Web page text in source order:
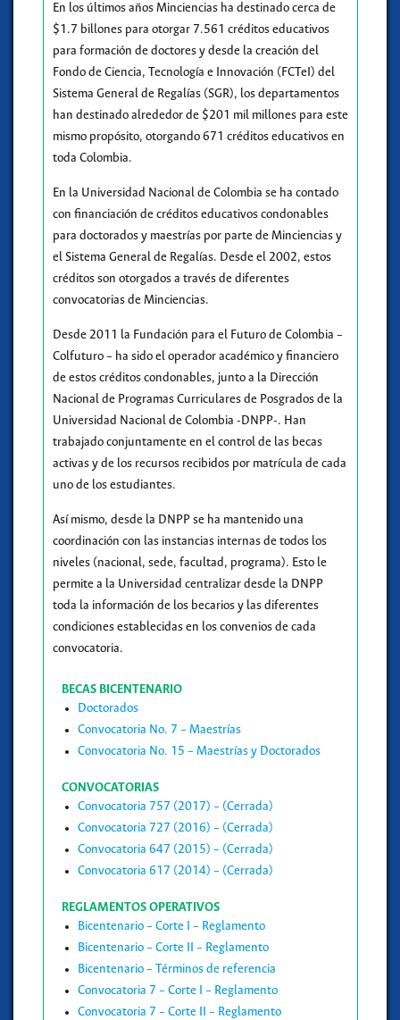
En los últimos años Minciencias ha destinado cerca de
$1.7 billones para otorgar 7.561 créditos educativos
para formación de doctores y desde la creación del
Fondo de Ciencia, Tecnología e Innovación (FCTeI) del
Sistema General de Regalías (SGR), los departamentos
han destinado alrededor de $201 mil millones para este
mismo propósito, otorgando 671 créditos educativos en
toda Colombia.
En la Universidad Nacional de Colombia se ha contado
con financiación de créditos educativos condonables
para doctorados y maestrías por parte de Minciencias y
el Sistema General de Regalías. Desde el 2002, estos
créditos son otorgados a través de diferentes
convocatorias de Minciencias.
Desde 2011 la Fundación para el Futuro de Colombia –
Colfuturo – ha sido el operador académico y financiero
de estos créditos condonables, junto a la Dirección
Nacional de Programas Curriculares de Posgrados de la
Universidad Nacional de Colombia -DNPP-. Han
trabajado conjuntamente en el control de las becas
activas y de los recursos recibidos por matrícula de cada
uno de los estudiantes.
Así mismo, desde la DNPP se ha mantenido una
coordinación con las instancias internas de todos los
niveles (nacional, sede, facultad, programa). Esto le
permite a la Universidad centralizar desde la DNPP
toda la información de los becarios y las diferentes
condiciones establecidas en los convenios de cada
convocatoria.
BECAS BICENTENARIO
Doctorados
Convocatoria No. 7 – Maestrías
Convocatoria No. 15 – Maestrías y Doctorados
CONVOCATORIAS
Convocatoria 757 (2017) – (Cerrada)
Convocatoria 727 (2016) – (Cerrada)
Convocatoria 647 (2015) – (Cerrada)
Convocatoria 617 (2014) – (Cerrada)
REGLAMENTOS OPERATIVOS
Bicentenario – Corte I – Reglamento
Bicentenario – Corte II – Reglamento
Bicentenario – Términos de referencia
Convocatoria 7 – Corte I – Reglamento
Convocatoria 7 – Corte II – Reglamento